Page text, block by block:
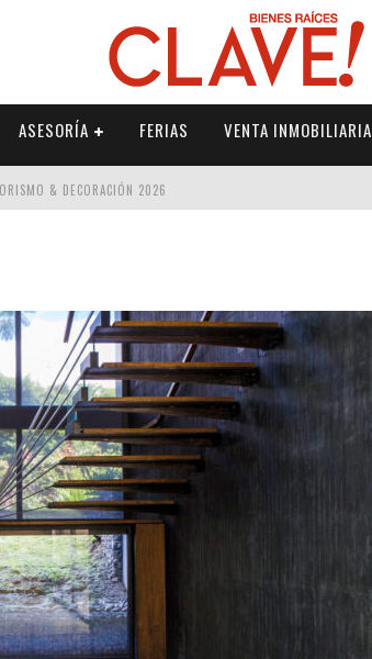
ASESORÍA FERIAS VENTA INMOBILIARIA
& DECORACIÓN 2026
& DECORACIÓN 2026
MUBB DESIGN STUDIO – ESPECIAL
INTERIORISMO & DECORACIÓN 2026